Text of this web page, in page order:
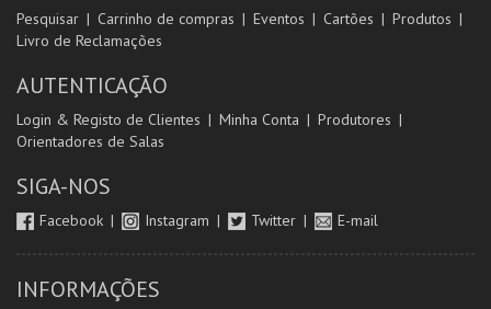
Pesquisar Carrinho de compras Eventos Cartões
Produtos
Livro de Reclamações
AUTENTICAÇÃO
Login & Registo de Clientes Minha Conta
Produtores
Orientadores de Salas
SIGA-NOS
Facebook Instagram Twitter E-mail
INFORMAÇÕES